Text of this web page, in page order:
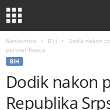
Naslovnica BIH
Dodik nakon
partner Rusije
BIH
Dodik nakon
Republika